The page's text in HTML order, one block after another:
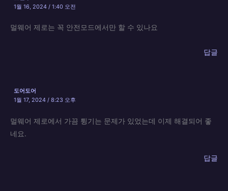
1월 16, 2024 / 1:40 오전
멀웨어 제로는 꼭 안전모드에서만 할 수 있나요
답글
도어도어
1월 17, 2024 / 8:23 오후
멀웨어 제로에서 가끔 튕기는 문제가 있었는데 이제 해결되어 좋
네요.
답글